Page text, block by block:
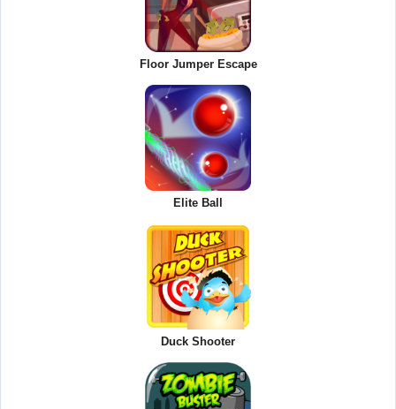
Floor Jumper Escape
Elite Ball
Duck Shooter